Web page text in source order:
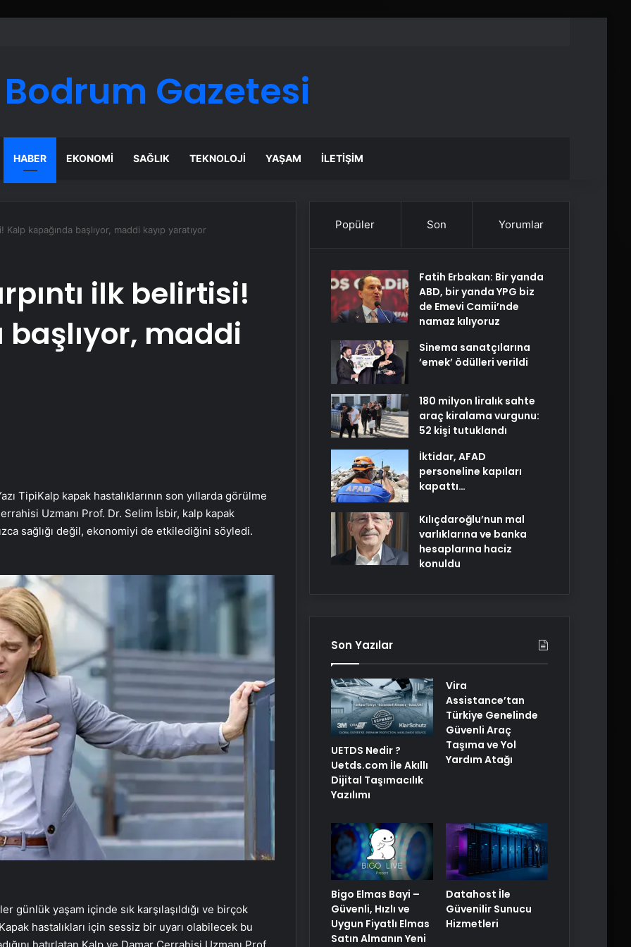
Bodrum Gazetesi
HABER EKONOMI SAĞLIK TEKNOLOJI YAŞAM İLETIŞIM
Kalp kapağında başlıyor, maddi kayıp yaratıyor
ilk belirtisi!
maddi
TipiKalp kapak hastalıklarının son yıllarda görülme
Uzmanı Prof. Dr. Selim İsbir, kalp kapak
sağlığı değil, ekonomiyi de etkilediğini söyledi.
günlük yaşam içinde sık karşılaşıldığı ve birçok
hastalıkları için sessiz bir uyarı olabilecek bu
Popüler Son Yorumlar
Fatih Erbakan: Bir yanda
ABD, bir yanda YPG biz
de Emevi Camii’nde
namaz kılıyoruz
Sinema sanatçılarına
’emek’ ödülleri verildi
180 milyon liralık sahte
araç kiralama vurgunu:
52 kişi tutuklandı
İktidar, AFAD
personeline kapıları
kapattı…
Kılıçdaroğlu’nun mal
varlıklarına ve banka
hesaplarına haciz
konuldu
Son Yazılar
UETDS Nedir ?
Uetds.com İle Akıllı
Dijital Taşımacılık
Yazılımı
Vira
Assistance’tan
Türkiye Genelinde
Güvenli Araç
Taşıma ve Yol
Yardım Atağı
Bigo Elmas Bayi –
Güvenli, Hızlı ve
Uygun Fiyatlı Elmas
Satın Almanın Yeni
Datahost İle
Güvenilir Sunucu
Hizmetleri